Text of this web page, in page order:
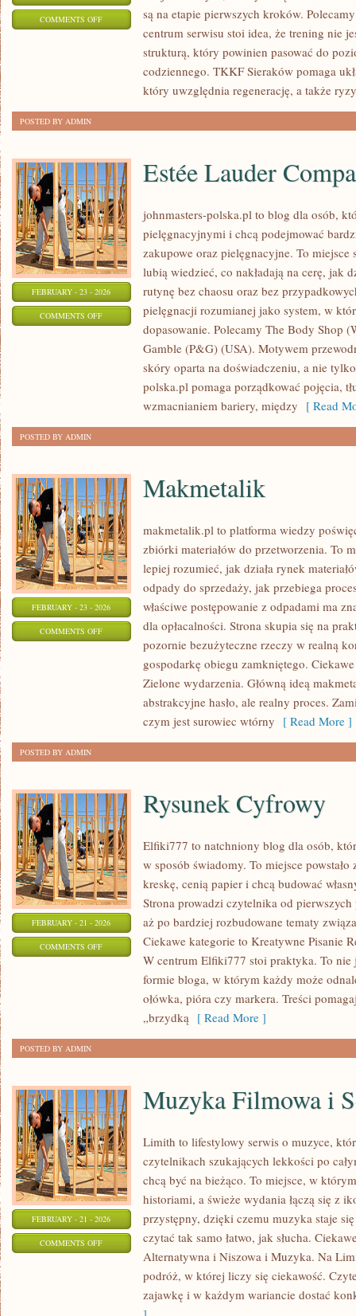
COMMENTS OFFON
PROFILAKTYKA
są na etapie pierwszych kroków.
centrum serwisu stoi idea, że trening nie
strukturą, który powinien pasować do
codziennego. TKKF Sieraków pomaga
który uwzględnia regenerację, a także
POSTED BY ADMIN
FEBRUARY - 23 - 2026
COMMENTS OFFON
COMPANIES
Estée Lauder
johnmasters-polska.pl to blog dla osób,
pielęgnacyjnymi i chcą podejmować
zakupowe oraz pielęgnacyjne. To
lubią wiedzieć, co nakładają na cerę, jak
rutynę bez chaosu oraz bez
pielęgnacji rozumianej jako system, w
dopasowanie. Polecamy The Body Shop
Gamble (P&G) (USA). Motywem
skóry oparta na doświadczeniu, a nie
polska.pl pomaga porządkować pojęcia,
wzmacnianiem bariery, między [ Read
POSTED BY ADMIN
FEBRUARY - 23 - 2026
COMMENTS OFFON
MAKMETALIK
Makmetalik
makmetalik.pl to platforma wiedzy
zbiórki materiałów do przetworzenia. To
lepiej rozumieć, jak działa rynek
odpady do sprzedaży, jak przebiega
właściwe postępowanie z odpadami ma
dla opłacalności. Strona skupia się na
pozornie bezużyteczne rzeczy w realną
gospodarkę obiegu zamkniętego.
Zielone wydarzenia. Główną ideą
abstrakcyjne hasło, ale realny proces.
czym jest surowiec wtórny [ Read More ]
POSTED BY ADMIN
FEBRUARY - 21 - 2026
COMMENTS OFFON
Rysunek Cyfrowy
Elfiki777 to natchniony blog dla osób,
w sposób świadomy. To miejsce
kreskę, cenią papier i chcą budować
Strona prowadzi czytelnika od
aż po bardziej rozbudowane tematy
Ciekawe kategorie to Kreatywne Pisanie
W centrum Elfiki777 stoi praktyka. To
formie bloga, w którym każdy może
ołówka, pióra czy markera. Treści
„brzydką [ Read More ]
POSTED BY ADMIN
FEBRUARY - 21 - 2026
COMMENTS OFFON
Muzyka Filmowa i
Limith to lifestylowy serwis o muzyce,
czytelnikach szukających lekkości po
chcą być na bieżąco. To miejsce, w
historiami, a świeże wydania łączą się z
przystępny, dzięki czemu muzyka staje
czytać tak samo łatwo, jak słucha.
Alternatywna i Niszowa i Muzyka. Na
podróż, w której liczy się ciekawość.
zajawkę i w każdym wariancie dostać